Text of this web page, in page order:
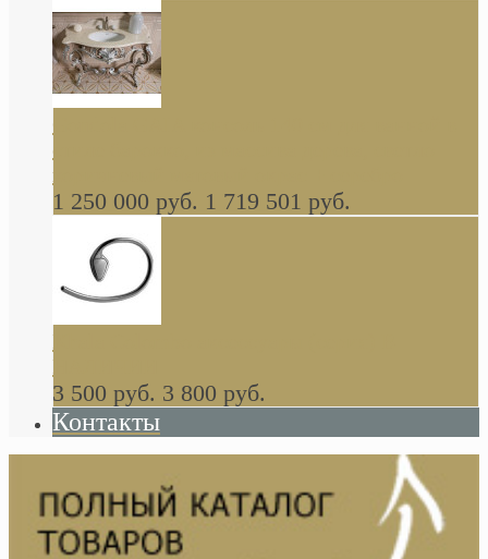
стиле барокко, из массива дерева, светло
коричневый матовый окрас + серебро
1 250 000 руб. 1 719 501 руб.
Khala Colombo аксессуары (серия) В
НАЛИЧИИ
3 500 руб. 3 800 руб.
Контакты